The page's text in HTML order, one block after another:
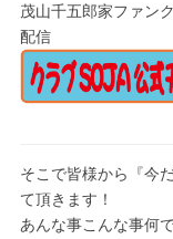
茂山千五郎家ファン
配信
そこで皆様から『今
て頂きます！
あんな事こんな事何